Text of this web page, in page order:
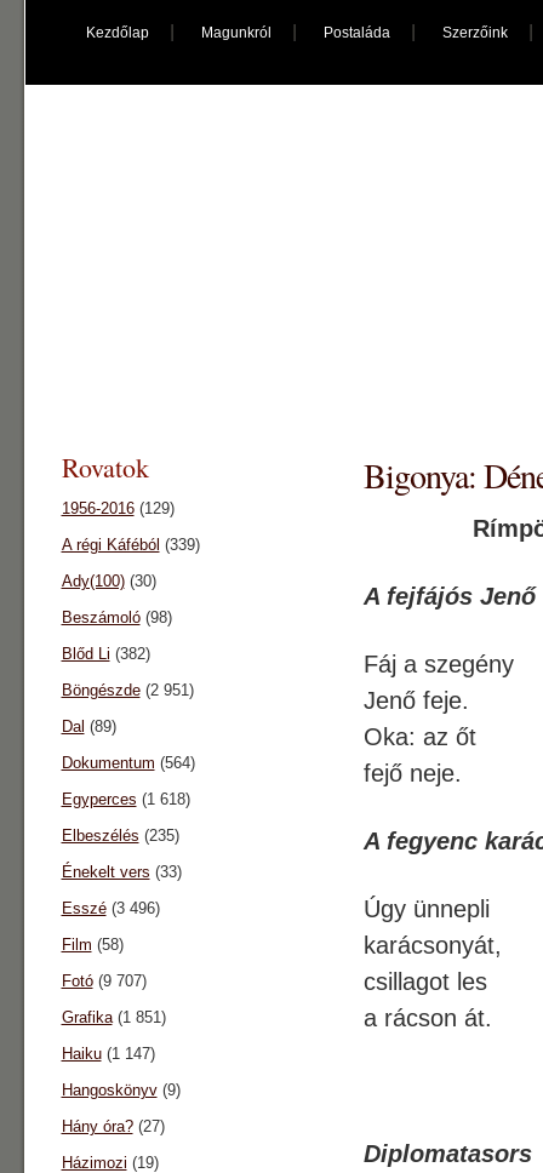
Kezdőlap Magunkról Postaláda Szerzőink
Bigonya:
A fejfájós Jenő
Fáj a szegény
Jenő feje.
Oka: az őt
fejő neje.
A fegyenc
Úgy ünnepli
karácsonyát,
csillagot les
a rácson át.
Diplomatasors
Rovatok
1956-2016(129)
A régi Káféból (339)
Ady(100)(30)
Beszámoló(98)
Blőd Li (382)
Böngészde(2 951)
Dal (89)
Dokumentum (564)
Egyperces (1 618)
Elbeszélés (235)
Énekelt vers (33)
Esszé(3 496)
Film (58)
Fotó(9 707)
Grafika(1 851)
Haiku(1 147)
Hangoskönyv(9)
Hány óra?(27)
Házimozi (19)